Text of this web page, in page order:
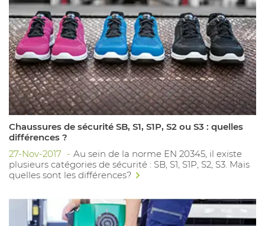
Chaussures de sécurité SB, S1, S1P, S2 ou S3 : quelles
différences ?
27-Nov-2017
Au sein de la norme EN 20345, il existe
plusieurs catégories de sécurité : SB, S1, S1P, S2, S3. Mais
quelles sont les différences?